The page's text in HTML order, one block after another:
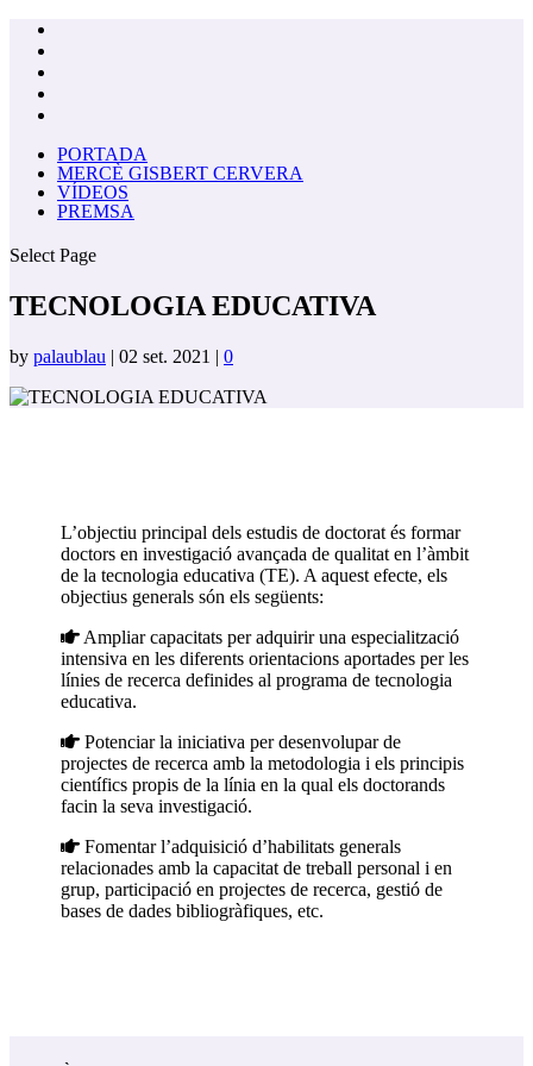
PORTADA
MERCÈ GISBERT CERVERA
VÍDEOS
PREMSA
Select Page
TECNOLOGIA EDUCATIVA
by palaublau | 02 set. 2021 | 0
L’objectiu principal dels estudis de doctorat és formar
doctors en investigació avançada de qualitat en l’àmbit
de la tecnologia educativa (TE). A aquest efecte, els
objectius generals són els següents:
Ampliar capacitats per adquirir una especialització
intensiva en les diferents orientacions aportades per les
línies de recerca definides al programa de tecnologia
educativa.
Potenciar la iniciativa per desenvolupar de
projectes de recerca amb la metodologia i els principis
científics propis de la línia en la qual els doctorands
facin la seva investigació.
Fomentar l’adquisició d’habilitats generals
relacionades amb la capacitat de treball personal i en
grup, participació en projectes de recerca, gestió de
bases de dades bibliogràfiques, etc.